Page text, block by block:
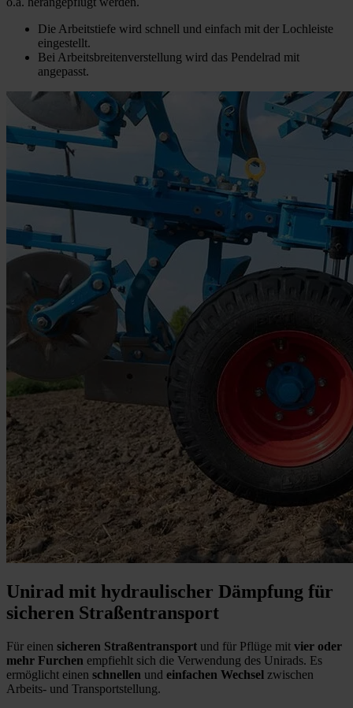
Die Arbeitstiefe wird schnell und einfach mit der Lochleiste
eingestellt.
Bei Arbeitsbreitenverstellung wird das Pendelrad mit
angepasst.
Unirad mit hydraulischer Dämpfung für
sicheren Straßentransport
Für einen sicheren Straßentransport und für Pflüge mit vier oder
mehr Furchen empfiehlt sich die Verwendung des Unirads. Es
ermöglicht einen schnellen und einfachen Wechsel zwischen
Arbeits- und Transportstellung.